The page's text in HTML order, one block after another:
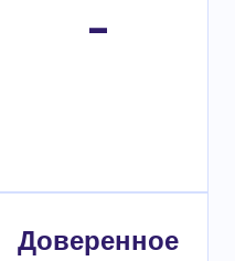
-
Доверенное